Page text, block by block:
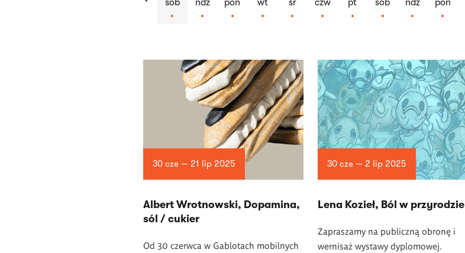
sob
ndz
pon
wt
śr
czw
pt
sob
ndz
pon
artykułów
30 cze — 21 lip 2025
Albert Wrotnowski, Dopamina,
sól / cukier
Od 30 czerwca w Gablotach mobilnych
30 cze — 2 lip 2025
Lena Kozieł, Ból w przyrodzie
Zapraszamy na publiczną obronę i
wernisaż wystawy dyplomowej.